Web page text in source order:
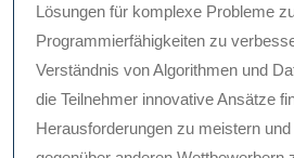
Lösungen für komplexe Probleme
Programmierfähigkeiten zu
Verständnis von Algorithmen und
die Teilnehmer innovative Ansätze
Herausforderungen zu meistern